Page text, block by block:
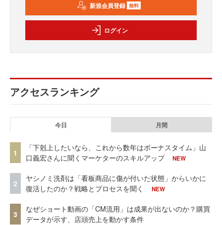
新規会員登録 無料
ログイン
アクセスランキング
今日 月間
1
「下剋上したいなら、これから数年はボーナスタイム」山
口義宏さんに聞くマーケターのスキルアップ
NEW
2
ヤシノミ洗剤は「看板商品に傷が付いた状態」からいかに
復活したのか？戦略とプロセスを聞く
NEW
3
なぜショート動画の「CM流用」は成果が出ないのか？購買
データが示す、店頭売上を動かす条件